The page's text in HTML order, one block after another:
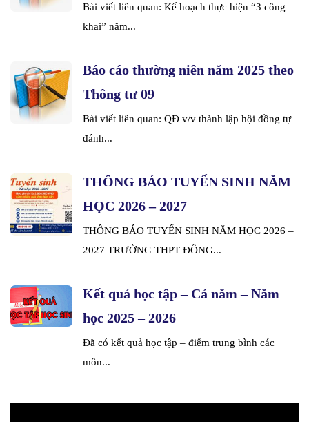
Bài viết liên quan: Kế hoạch thực hiện “3 công
khai” năm...
Báo cáo thường niên năm 2025 theo
Thông tư 09
Bài viết liên quan: QĐ v/v thành lập hội đồng tự
đánh...
THÔNG BÁO TUYỂN SINH NĂM
HỌC 2026 – 2027
THÔNG BÁO TUYỂN SINH NĂM HỌC 2026 –
2027 TRƯỜNG THPT ĐÔNG...
Kết quả học tập – Cả năm – Năm
học 2025 – 2026
Đã có kết quả học tập – điểm trung bình các
môn...